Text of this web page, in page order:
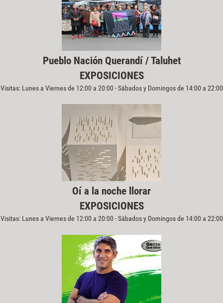
Pueblo Nación Querandí / Taluhet
EXPOSICIONES
Visitas: Lunes a Viernes de 12:00 a 20:00 - Sábados y Domingos de 14:00 a 22:00
Oí a la noche llorar
EXPOSICIONES
Visitas: Lunes a Viernes de 12:00 a 20:00 - Sábados y Domingos de 14:00 a 22:00